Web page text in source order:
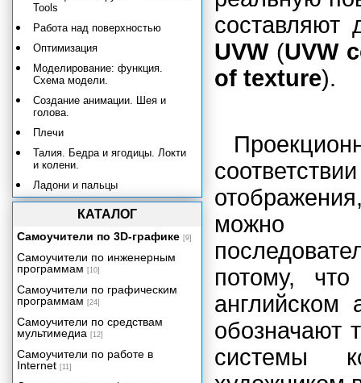
составляют
UVW(UVW
of texture).
можно
потому,
обозначают
системы
Tools
Работа над поверхностью
Оптимизация
Моделирование: функция.
Схема модели.
Создание анимации. Шея и
голова.
Плечи
Талия. Бедра и ягодицы. Локти
и колени.
Ладони и пальцы
Запястья и лодыжки
Текстура: карты. Обзор UVW.
Качество текстуры
Резюме
Работа с каркасами персонажей
с помощью модуля Biped
Задание весов сетки персонажа
вручную с помощью
редактирования вершин
КАТАЛОГ
Самоучители по 3D-графике [9]
Самоучители по инженерным
программам [10]
Самоучители по графическим
программам [24]
Самоучители по средствам
мультимедиа [12]
Самоучители по работе в
Internet [11]